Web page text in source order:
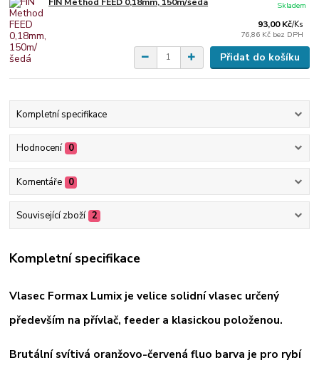
93,00 Kč/Ks
76,86 Kč bez DPH
Skladem
Přidat do košíku
Kompletní specifikace
Hodnocení 0
Komentáře 0
Související zboží 2
Kompletní specifikace
Vlasec Formax Lumix je velice solidní vlasec určený
především na přívlač, feeder a klasickou položenou.
Brutální svítivá oranžovo-červená fluo barva je pro rybí